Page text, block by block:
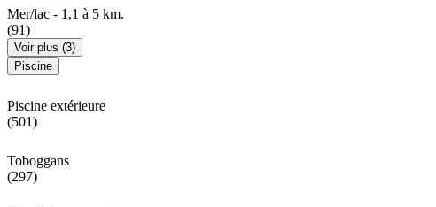
Mer/lac - 1,1 à 5 km.
(91)
Voir plus (3)
Piscine
Piscine extérieure
(501)
Toboggans
(297)